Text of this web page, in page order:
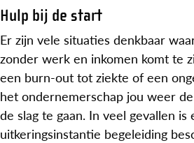
Hulp bij de start
Er zijn vele situaties denkbaar
zonder werk en inkomen komt te
een burn-out tot ziekte of een
het ondernemerschap jou weer
de slag te gaan. In veel gevallen
uitkeringsinstantie begeleiding